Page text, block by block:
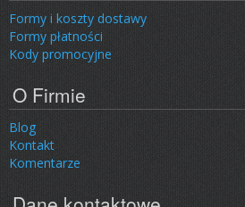
Formy i koszty dostawy
Formy płatności
Kody promocyjne
O Firmie
Blog
Kontakt
Komentarze